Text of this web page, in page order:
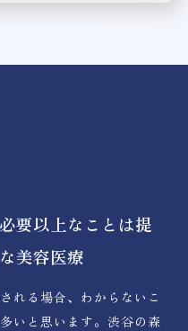
要以上なことは提
美容医療
れる場合、わからないこ
いと思います。渋谷の森